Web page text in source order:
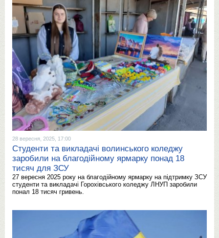
28 вересня, 2025, 17:00
Студенти та викладачі волинського коледжу
заробили на благодійному ярмарку понад 18
тисяч для ЗСУ
27 вересня 2025 року на благодійному ярмарку на підтримку ЗСУ
студенти та викладачі Горохівського коледжу ЛНУП заробили
понал 18 тисяч гривень.